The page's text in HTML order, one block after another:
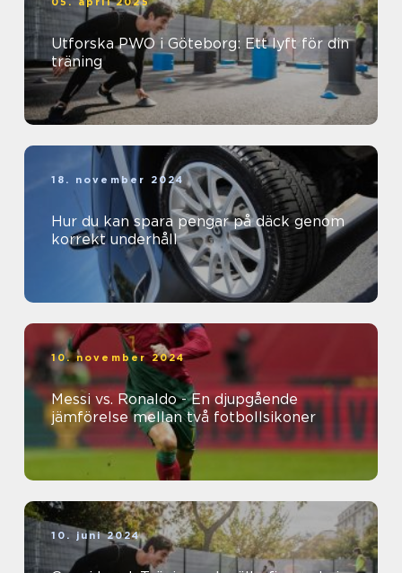
Utforska PWO i Göteborg: Ett lyft för din
träning
18. november 2024
Hur du kan spara pengar på däck genom
korrekt underhåll
10. november 2024
Messi vs. Ronaldo - En djupgående
jämförelse mellan två fotbollsikoner
10. juni 2024